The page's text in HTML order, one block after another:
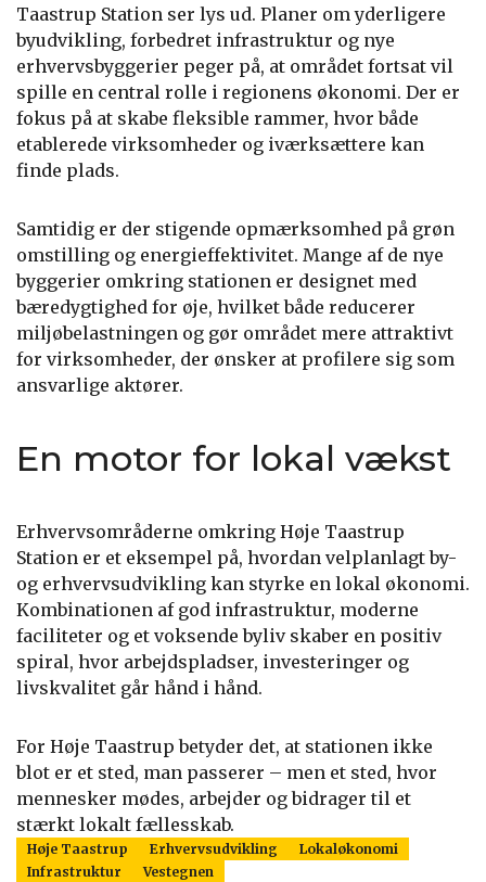
Taastrup Station ser lys ud. Planer om yderligere
byudvikling, forbedret infrastruktur og nye
erhvervsbyggerier peger på, at området fortsat vil
spille en central rolle i regionens økonomi. Der er
fokus på at skabe fleksible rammer, hvor både
etablerede virksomheder og iværksættere kan
finde plads.
Samtidig er der stigende opmærksomhed på grøn
omstilling og energieffektivitet. Mange af de nye
byggerier omkring stationen er designet med
bæredygtighed for øje, hvilket både reducerer
miljøbelastningen og gør området mere attraktivt
for virksomheder, der ønsker at profilere sig som
ansvarlige aktører.
En motor for lokal vækst
Erhvervsområderne omkring Høje Taastrup
Station er et eksempel på, hvordan velplanlagt by-
og erhvervsudvikling kan styrke en lokal økonomi.
Kombinationen af god infrastruktur, moderne
faciliteter og et voksende byliv skaber en positiv
spiral, hvor arbejdspladser, investeringer og
livskvalitet går hånd i hånd.
For Høje Taastrup betyder det, at stationen ikke
blot er et sted, man passerer – men et sted, hvor
mennesker mødes, arbejder og bidrager til et
stærkt lokalt fællesskab.
Høje Taastrup Erhvervsudvikling
Lokaløkonomi
Infrastruktur
Vestegnen